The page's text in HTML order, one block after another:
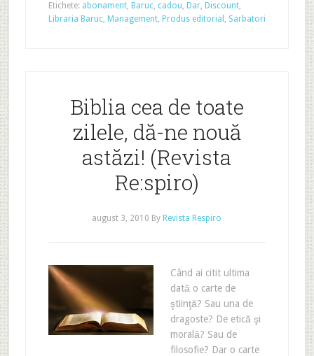
Etichete: abonament, Baruc, cadou, Dar, Discount,
Libraria Baruc, Management, Produs editorial , Sarbatori
Biblia cea de toate
zilele, dă-ne nouă
astăzi! (Revista
Re:spiro)
august 3, 2010 By Revista Respiro
Când ai citit ultima
dată o carte de
ştiinţă? Sau una de
dragoste? De etică şi
morală? Sau de
filosofie? Dar o carte